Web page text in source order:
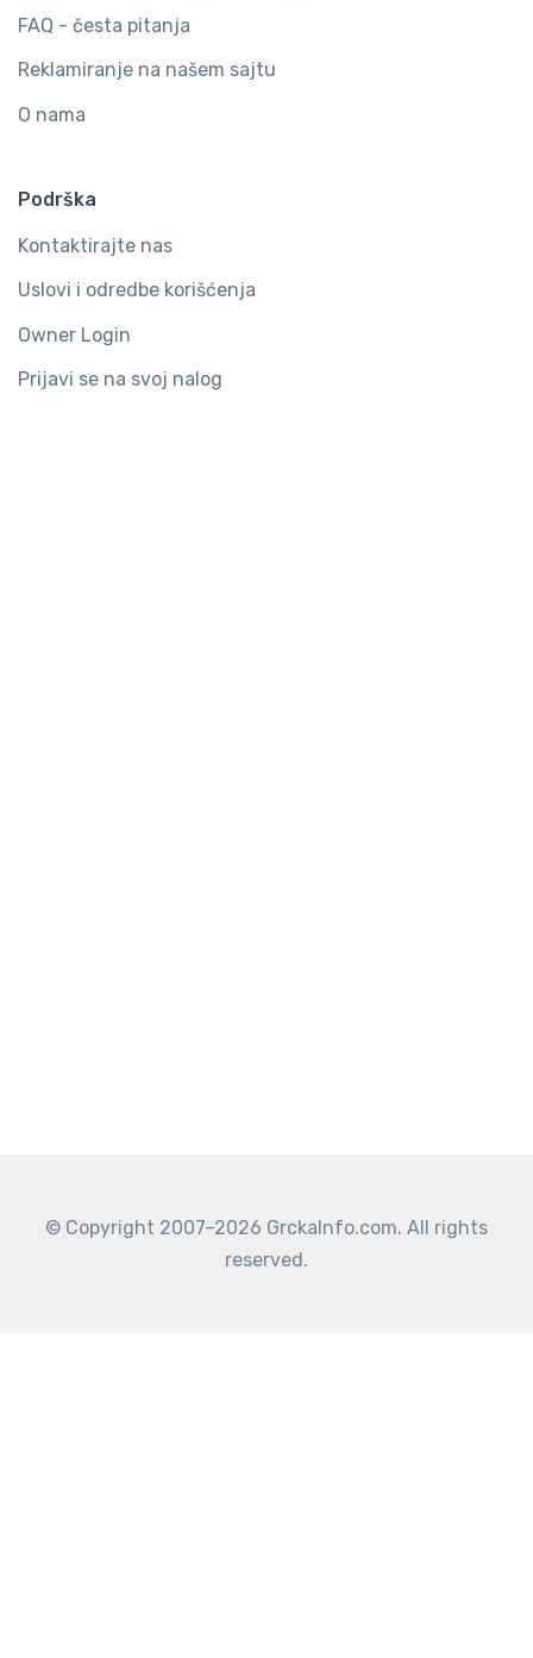
FAQ - česta pitanja
Reklamiranje na našem sajtu
O nama
Podrška
Kontaktirajte nas
Uslovi i odredbe korišćenja
Owner Login
Prijavi se na svoj nalog
© Copyright 2007–2026 GrckaInfo.com. All rights
reserved.